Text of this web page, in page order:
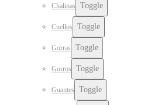
Chalinas Toggle
Cuellos Toggle
Gorras Toggle
Gorros Toggle
Guantes Toggle